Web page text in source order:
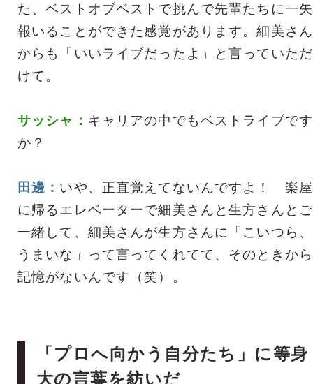
た、ベストオブベストで挑んで先輩たちに一矢
報いることができた感覚があります。細美さん
からも「いいライブだったよ」と言っていただ
けて。
サッシャ： キャリアの中でもベストライブです
か？
田邊： いや、正直覚えてないんですよ！ 楽屋
に帰るエレベーターで細美さんと生方さんとご
一緒して、細美さんが生方さんに「こいつら、
うまいな」って言ってくれてて、そのときから
記憶がないんです（笑）。
「プロへ向かう自分たち」に等身
大の言葉を紡いだ